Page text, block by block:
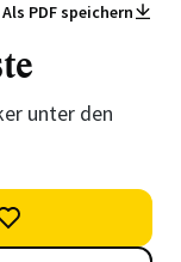
Als PDF speichern
unter den